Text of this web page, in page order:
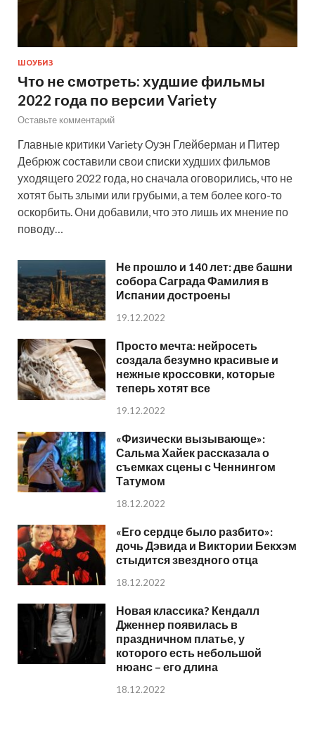
ШОУБИЗ
Что не смотреть: худшие фильмы
2022 года по версии Variety
Оставьте комментарий
Главные критики Variety Оуэн Глейберман и Питер
Дебрюж составили свои списки худших фильмов
уходящего 2022 года, но сначала оговорились, что не
хотят быть злыми или грубыми, а тем более кого-то
оскорбить. Они добавили, что это лишь их мнение по
поводу…
Не прошло и 140 лет: две башни
собора Саграда Фамилия в
Испании достроены
19.12.2022
Просто мечта: нейросеть
создала безумно красивые и
нежные кроссовки, которые
теперь хотят все
19.12.2022
«Физически вызывающе»:
Сальма Хайек рассказала о
съемках сцены с Ченнингом
Татумом
18.12.2022
«Его сердце было разбито»:
дочь Дэвида и Виктории Бекхэм
стыдится звездного отца
18.12.2022
Новая классика? Кендалл
Дженнер появилась в
праздничном платье, у
которого есть небольшой
нюанс – его длина
18.12.2022